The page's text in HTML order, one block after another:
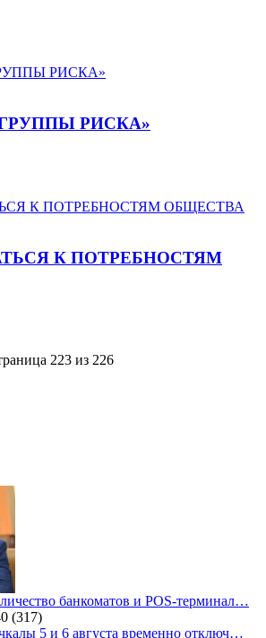
РИСКА»
К ПОТРЕБНОСТЯМ
223 из 226
банкоматов и POS-терминал…
(317)
5 и 6 августа временно отключ…